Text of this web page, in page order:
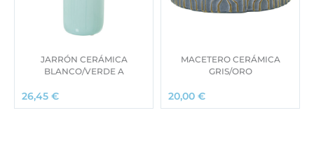
JARRÓN CERÁMICA
BLANCO/VERDE A
26,45 €
MACETERO CERÁMICA
GRIS/ORO
20,00 €